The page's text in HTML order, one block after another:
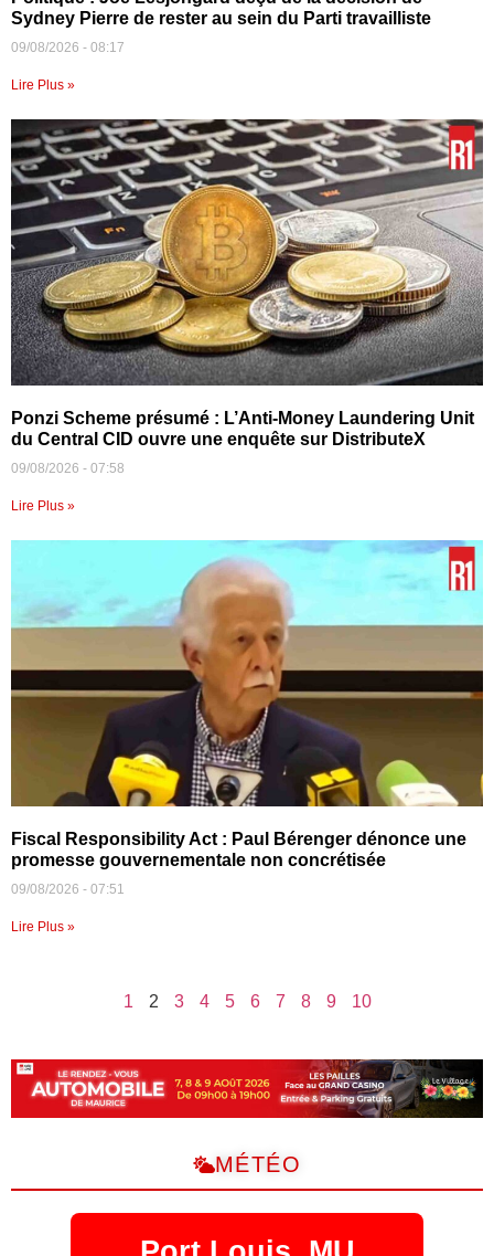
Sydney Pierre de rester au sein du Parti travailliste
09/08/2026 08:17
Lire Plus »
Ponzi Scheme présumé : L’Anti-Money Laundering Unit
du Central CID ouvre une enquête sur DistributeX
09/08/2026 07:58
Lire Plus »
Fiscal Responsibility Act : Paul Bérenger dénonce une
promesse gouvernementale non concrétisée
09/08/2026 07:51
Lire Plus »
1 2 3 4 5 6 7 8 9 10
MÉTÉO